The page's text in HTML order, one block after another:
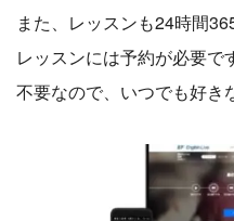
また、レッスンも24時間
レッスンには予約が必要で
不要なので、いつでも好き